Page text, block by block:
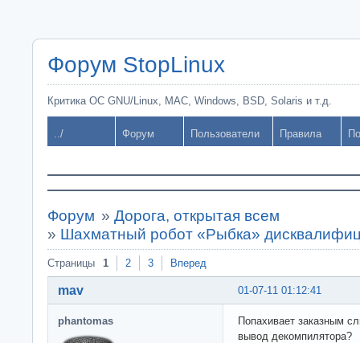
Форум StopLinux
Критика ОС GNU/Linux, MAC, Windows, BSD, Solaris и т.д.
../ Форум Пользователи Правила
Форум » Дорога, открытая всем
» Шахматный робот «Рыбка»
Страницы 1 2 3 Вперед
01-07-11 01:12:41
mav
phantomas
Попахивает заказным
вывод декомпилятора?